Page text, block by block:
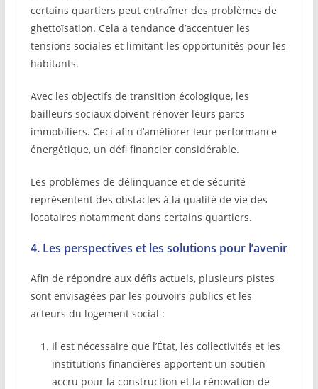
certains quartiers peut entraîner des problèmes de
ghettoïsation. Cela a tendance d’accentuer les
tensions sociales et limitant les opportunités pour les
habitants.
Avec les objectifs de transition écologique, les
bailleurs sociaux doivent rénover leurs parcs
immobiliers. Ceci afin d’améliorer leur performance
énergétique, un défi financier considérable.
Les problèmes de délinquance et de sécurité
représentent des obstacles à la qualité de vie des
locataires notamment dans certains quartiers.
4. Les perspectives et les solutions pour l’avenir
Afin de répondre aux défis actuels, plusieurs pistes
sont envisagées par les pouvoirs publics et les
acteurs du logement social :
Il est nécessaire que l’État, les collectivités et les
institutions financières apportent un soutien
accru pour la construction et la rénovation de